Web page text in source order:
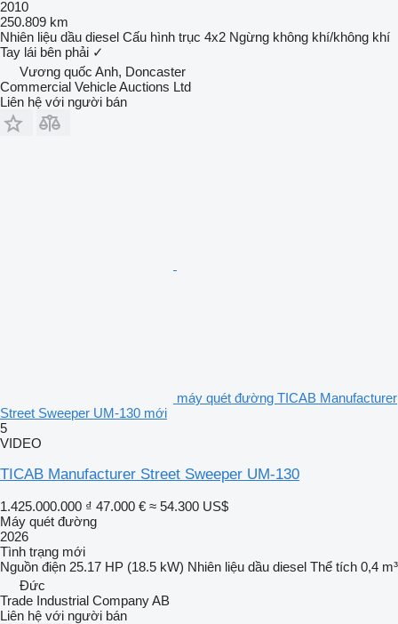
2010
250.809 km
Nhiên liệu dầu diesel Cấu hình trục 4x2 Ngừng không khí/không khí
Tay lái bên phải ✓
Vương quốc Anh, Doncaster
Commercial Vehicle Auctions Ltd
Liên hệ với người bán
máy quét đường TICAB Manufacturer
Street Sweeper UM-130 mới
5
VIDEO
TICAB Manufacturer Street Sweeper UM-130
1.425.000.000 ₫ 47.000 € ≈ 54.300 US$
Máy quét đường
2026
Tình trạng mới
Nguồn điện 25.17 HP (18.5 kW) Nhiên liệu dầu diesel Thể tích 0,4 m³
Đức
Trade Industrial Company AB
Liên hệ với người bán